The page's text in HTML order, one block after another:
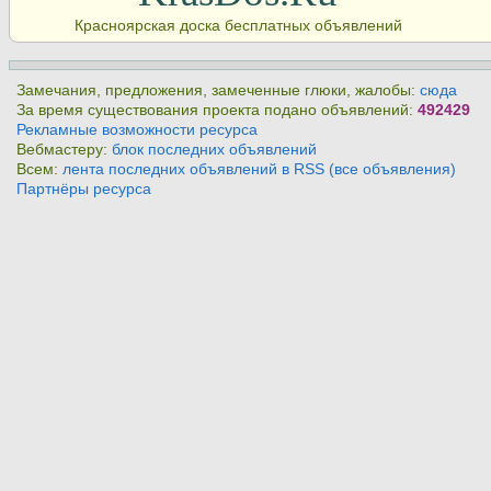
Красноярская доска бесплатных объявлений
Замечания, предложения, замеченные глюки, жалобы: сюда
За время существования проекта подано объявлений: 492429
Рекламные возможности ресурса
Вебмастеру: блок последних объявлений
Всем: лента последних объявлений в RSS (все объявления)
Партнёры ресурса